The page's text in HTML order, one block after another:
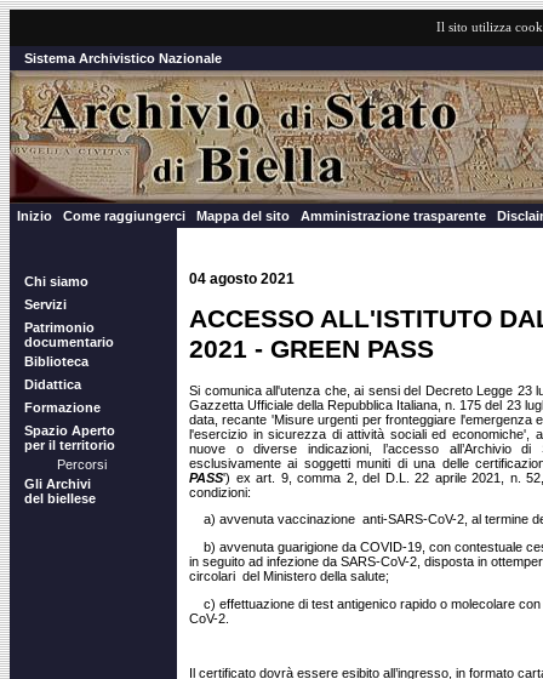
Il sito utilizza
Sistema Archivistico Nazionale
Inizio Come raggiungerci Mappa del sito Amministrazione trasparente
Chi siamo
Servizi
Patrimonio
documentario
Biblioteca
Didattica
Formazione
Spazio Aperto
per il territorio
Percorsi
Gli Archivi
del biellese
04 agosto 2021
ACCESSO ALL'ISTITUTO
2021 - GREEN PASS
Si comunica all'utenza che, ai sensi del Decreto Legge 23
Gazzetta Ufficiale della Repubblica Italiana, n. 175 del 23
data, recante 'Misure urgenti per fronteggiare l'emergenza
l'esercizio in sicurezza di attività sociali ed economiche',
nuove o diverse indicazioni, l’accesso all’Archivio
esclusivamente ai soggetti muniti di una delle
PASS') ex art. 9, comma 2, del D.L. 22 aprile 2021, n.
condizioni:
a) avvenuta vaccinazione anti-SARS-CoV-2, al termine
b) avvenuta guarigione da COVID-19, con contestuale
in seguito ad infezione da SARS-CoV-2, disposta in
circolari del Ministero della salute;
c) effettuazione di test antigenico rapido o molecolare
CoV-2.
Il certificato dovrà essere esibito all’ingresso, in formato